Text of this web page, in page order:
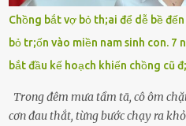
khai tìm kiếm. Danh tính các nạn
và 2 con gái là cháu V.H.B. (SN
con của anh D. và chị B.T.Y. (SN
bàn giao t...
Chồng bắt vợ bỏ th;ai để dễ bề
bỏ tr;ốn vào miền nam sinh con. 7
bắt đầu kế hoạch khiến chồng cũ
Trong đêm mưa tầm tã, cô ôm
cơn đau thắt, từng bước chạy ra